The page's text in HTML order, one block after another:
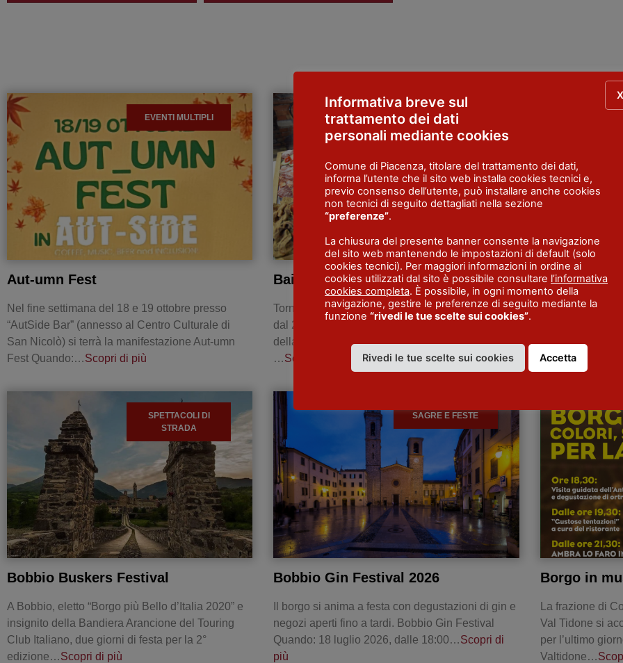
EVENTI MULTIPLI
Aut-umn Fest
Nel fine settimana del 18 e 19 ottobre presso
“AutSide Bar” (annesso al Centro Culturale di
San Nicolò) si terrà la manifestazione Aut-umn
Fest Quando:…Scopri di più
SAGRE E FESTE
Baita in festa
Torna a Vigolzone l’evento Baita in festa Quando:
dal 27 al 30 giugno 2026 Dove: presso il Parco
della Pellegrina Serata all’insegna di buon cibo,
…Scopri di più
Birre in
24/25/26
di Ponte
il Parco
SPETTACOLI DI
STRADA
Bobbio Buskers Festival
A Bobbio, eletto “Borgo più Bello d’Italia 2020” e
insignito della Bandiera Arancione del Touring
Club Italiano, due giorni di festa per la 2°
edizione…Scopri di più
SAGRE E FESTE
Bobbio Gin Festival 2026
Il borgo si anima a festa con degustazioni di gin e
negozi aperti fino a tardi. Bobbio Gin Festival
Quando: 18 luglio 2026, dalle 18:00…Scopri di
più
Borgo in
La frazione di
Val Tidone si
per l’ultimo
Valtidone…
Informativa breve sul
trattamento dei dati
personali mediante cookies
Comune di Piacenza, titolare del trattamento dei dati,
informa l’utente che il sito web installa cookies tecnici e,
previo consenso dell’utente, può installare anche cookies
non tecnici di seguito dettagliati nella sezione
“preferenze”.
La chiusura del presente banner consente la navigazione
del sito web mantenendo le impostazioni di default (solo
cookies tecnici). Per maggiori informazioni in ordine ai
cookies utilizzati dal sito è possibile consultare l’informativa
cookies completa. È possibile, in ogni momento della
navigazione, gestire le preferenze di seguito mediante la
funzione “rivedi le tue scelte sui cookies”.
Rivedi le tue scelte sui cookies Accetta
X